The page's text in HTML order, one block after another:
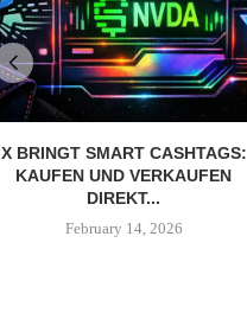
X BRINGT SMART CASHTAGS:
KAUFEN UND VERKAUFEN
DIREKT...
February 14, 2026